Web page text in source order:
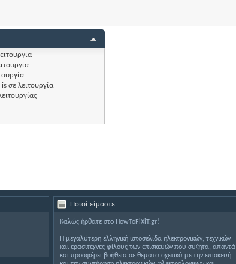
is σε λειτουργία
Ποιοί είμαστε
Καλώς ήρθατε στο HowToFiXiT.gr!
Η μεγαλύτερη ελληνική ιστοσελίδα ηλεκτρονικών, τεχνικών
και ερασιτέχνες φίλους των επισκευών που συζητά, απαντά
και προσφέρει βοήθεια σε θέματα σχετικά με την επισκευή